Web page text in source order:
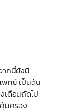
ากนี้ยังมี
พทย์ เป็นต้น
เดือนถัดไป
มครอง